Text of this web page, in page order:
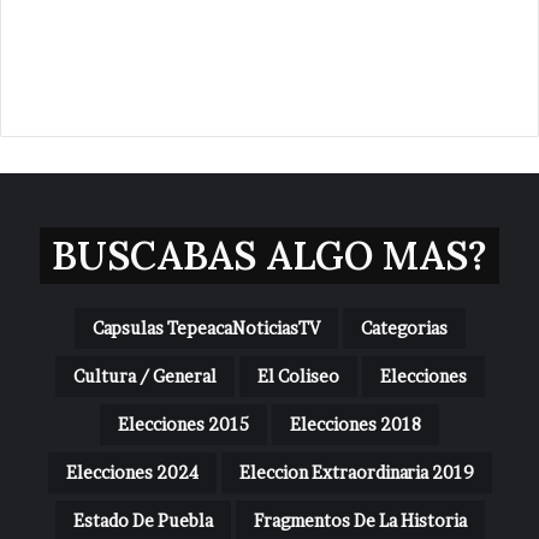
BUSCABAS ALGO MAS?
Capsulas TepeacaNoticiasTV Categorias
Cultura / General El Coliseo Elecciones
Elecciones 2015 Elecciones 2018
Elecciones 2024 Eleccion Extraordinaria 2019
Estado De Puebla Fragmentos De La Historia